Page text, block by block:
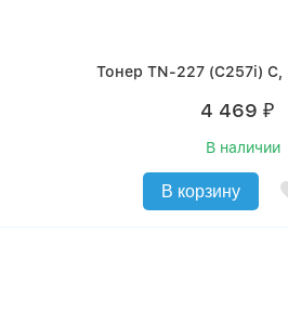
Тонер TN-227 (C257i) C,
4 469 ₽
В наличии
В корзину